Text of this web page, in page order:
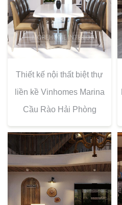
Thiết kế nội thất biệt thự
liền kề Vinhomes Marina
Cầu Rào Hải Phòng